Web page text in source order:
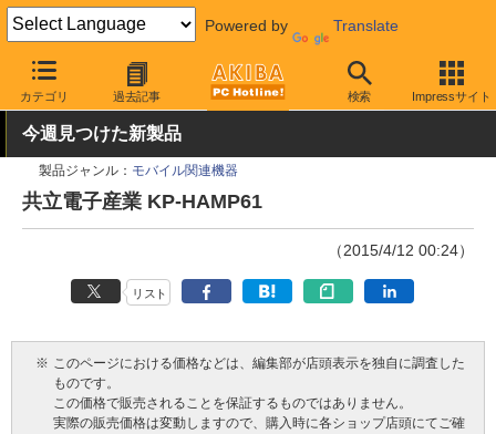
Powered by Translate
カテゴリ 過去記事 検索 Impressサイト
AKIBA PC Hotline! PCパーツ サウンドデバイス
外付けタイプ
今週見つけた新製品
製品ジャンル： モバイル関連機器
共立電子産業 KP-HAMP61
（2015/4/12 00:24）
リスト
※ このページにおける価格などは、編集部が店頭表示を独自に調査した
ものです。
この価格で販売されることを保証するものではありません。
実際の販売価格は変動しますので、購入時に各ショップ店頭にてご確